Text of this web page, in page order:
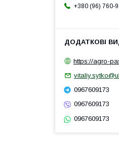
+380 (96) 760-
https://agro-
0967609173
0967609173
0967609173